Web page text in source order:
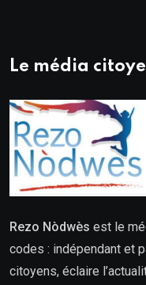
Le média
Rezo Nòdwès est le
codes : indépendant et
citoyens, éclaire